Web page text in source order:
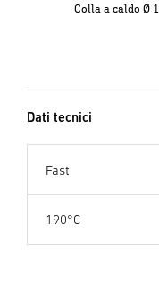
Colla a caldo Ø
Dati tecnici
Fast
190°C